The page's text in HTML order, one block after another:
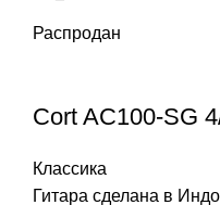
Распродан
Cort AC100-SG
Классика
Гитара сделана в